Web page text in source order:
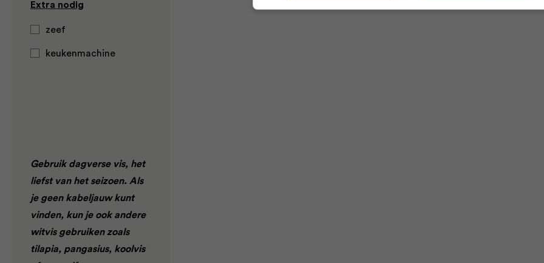
Extra nodig
zeef
keukenmachine
Gebruik dagverse vis, het
liefst van het seizoen. Als
je geen kabeljauw kunt
vinden, kun je ook andere
witvis gebruiken zoals
tilapia, pangasius, koolvis